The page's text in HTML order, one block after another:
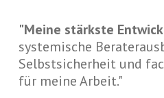
"Meine stärkste
systemische
Selbstsicherheit und
für meine Arbeit."